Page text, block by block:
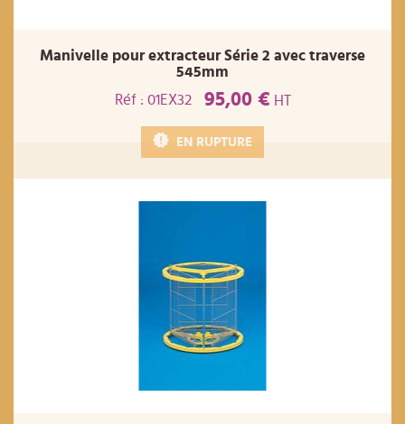
Manivelle pour extracteur Série 2 avec traverse
545mm
Réf : 01EX32
95,00 € HT
EN RUPTURE